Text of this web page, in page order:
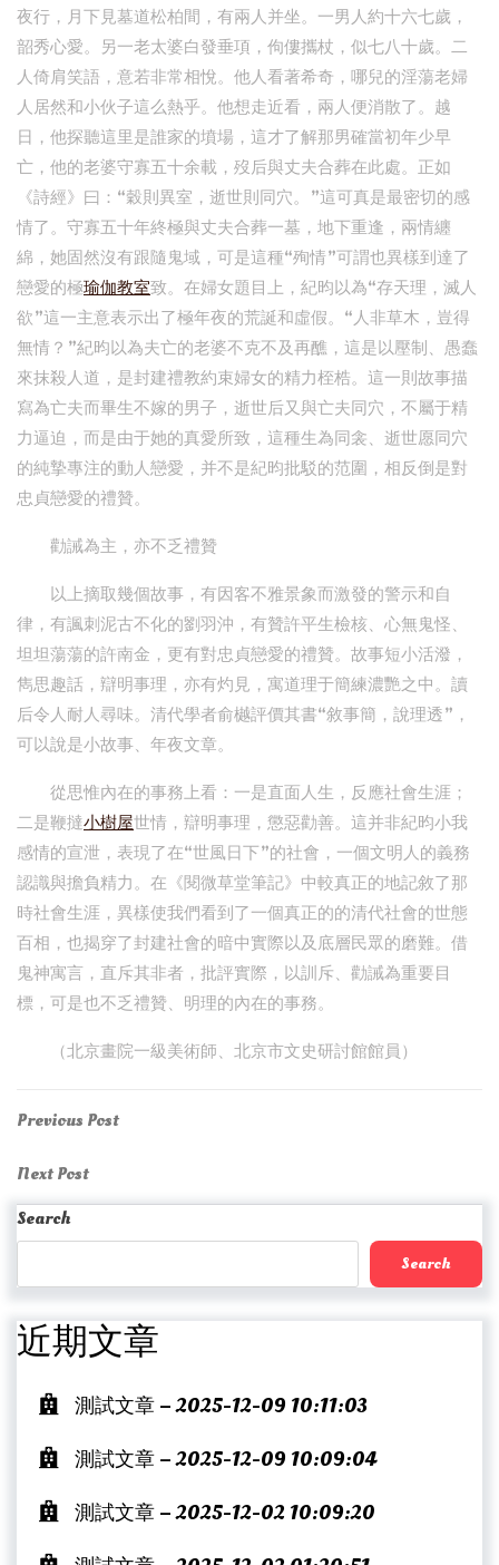
夜行，月下見墓道松柏間，有兩人并坐。一男人約十六七歲，
韶秀心愛。另一老太婆白發垂項，佝僂攜杖，似七八十歲。二
人倚肩笑語，意若非常相悅。他人看著希奇，哪兒的淫蕩老婦
人居然和小伙子這么熱乎。他想走近看，兩人便消散了。越
日，他探聽這里是誰家的墳場，這才了解那男確當初年少早
亡，他的老婆守寡五十余載，歿后與丈夫合葬在此處。正如
《詩經》曰：“穀則異室，逝世則同穴。”這可真是最密切的感
情了。守寡五十年終極與丈夫合葬一墓，地下重逢，兩情纏
綿，她固然沒有跟隨鬼域，可是這種“殉情”可謂也異樣到達了
戀愛的極瑜伽教室致。在婦女題目上，紀昀以為“存天理，滅人
欲”這一主意表示出了極年夜的荒誕和虛假。“人非草木，豈得
無情？”紀昀以為夫亡的老婆不克不及再醮，這是以壓制、愚蠢
來抹殺人道，是封建禮教約束婦女的精力桎梏。這一則故事描
寫為亡夫而畢生不嫁的男子，逝世后又與亡夫同穴，不屬于精
力逼迫，而是由于她的真愛所致，這種生為同衾、逝世愿同穴
的純摯專注的動人戀愛，并不是紀昀批駁的范圍，相反倒是對
忠貞戀愛的禮贊。
勸誡為主，亦不乏禮贊
以上摘取幾個故事，有因客不雅景象而激發的警示和自
律，有諷刺泥古不化的劉羽沖，有贊許平生檢核、心無鬼怪、
坦坦蕩蕩的許南金，更有對忠貞戀愛的禮贊。故事短小活潑，
雋思趣話，辯明事理，亦有灼見，寓道理于簡練濃艷之中。讀
后令人耐人尋味。清代學者俞樾評價其書“敘事簡，說理透”，
可以說是小故事、年夜文章。
從思惟內在的事務上看：一是直面人生，反應社會生涯；
二是鞭撻小樹屋世情，辯明事理，懲惡勸善。這并非紀昀小我
感情的宣泄，表現了在“世風日下”的社會，一個文明人的義務
認識與擔負精力。在《閱微草堂筆記》中較真正的地記敘了那
時社會生涯，異樣使我們看到了一個真正的的清代社會的世態
百相，也揭穿了封建社會的暗中實際以及底層民眾的磨難。借
鬼神寓言，直斥其非者，批評實際，以訓斥、勸誡為重要目
標，可是也不乏禮贊、明理的內在的事務。
（北京畫院一級美術師、北京市文史研討館館員）
Post
navigation
Previous
Previous Post
Next
Post
Next Post
Search
Search
近期文章
測試文章 – 2025-12-09 10:11:03
測試文章 – 2025-12-09 10:09:04
測試文章 – 2025-12-02 10:09:20